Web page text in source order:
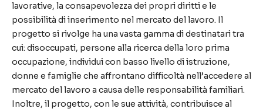
lavorative, la consapevolezza dei propri diritti e le
possibilità di inserimento nel mercato del lavoro. Il
progetto si rivolge ha una vasta gamma di destinatari tra
cui: disoccupati, persone alla ricerca della loro prima
occupazione, individui con basso livello di istruzione,
donne e famiglie che affrontano difficoltà nell’accedere al
mercato del lavoro a causa delle responsabilità familiari.
Inoltre, il progetto, con le sue attività, contribuisce al